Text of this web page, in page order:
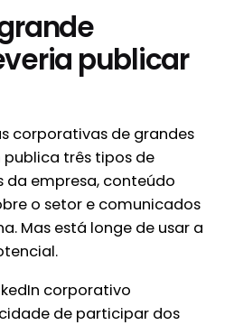
publicar
corporativas de grandes
publica três tipos de
da empresa, conteúdo
o setor e comunicados
Mas está longe de usar a
corporativo
de participar dos